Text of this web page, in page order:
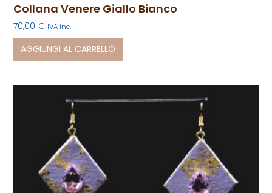
Collana Venere Giallo Bianco
70,00€ IVA inc.
AGGIUNGI AL CARRELLO